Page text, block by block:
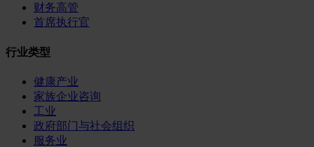
财务高管
首席执行官
行业类型
健康产业
家族企业咨询
工业
政府部门与社会组织
服务业